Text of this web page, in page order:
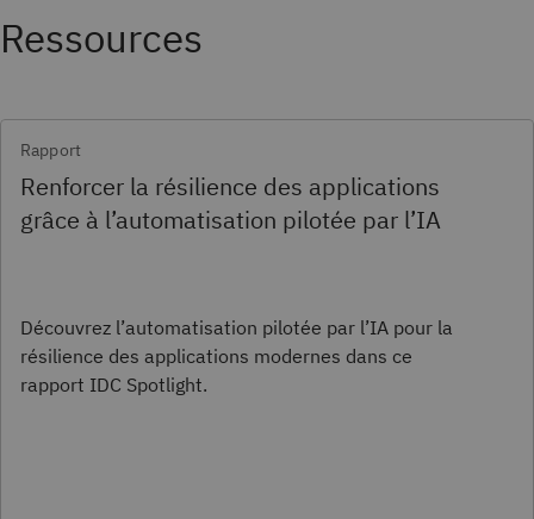
Ressources
Rapport
Renforcer la résilience des applications
grâce à l’automatisation pilotée par l’IA
Découvrez l’automatisation pilotée par l’IA pour la
résilience des applications modernes dans ce
rapport IDC Spotlight.